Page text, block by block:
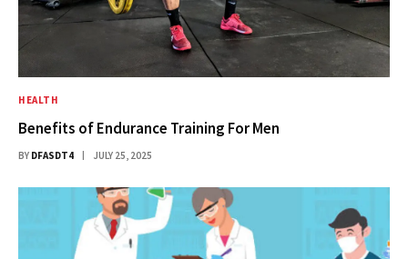
HEALTH
Benefits of Endurance Training For Men
BY DFASDT4 JULY 25, 2025